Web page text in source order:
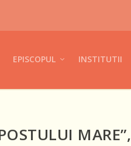
EPISCOPUL INSTITUTII
MARE”,